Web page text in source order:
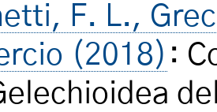
F. L.,
(2018) :